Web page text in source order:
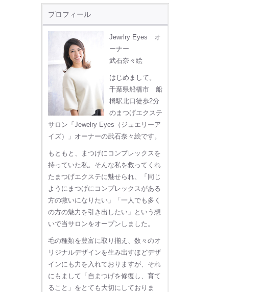
プロフィール
Jewrlry Eyes オ
ーナー
武石奈々絵
はじめまして。
千葉県船橋市 船
橋駅北口徒歩2分
のまつげエクステ
サロン「Jewelry Eyes（ジュエリーア
イズ）」オーナーの武石奈々絵です。
もともと、まつげにコンプレックスを
持っていた私。そんな私を救ってくれ
たまつげエクステに魅せられ、「同じ
ようにまつげにコンプレックスがある
方の救いになりたい」「一人でも多く
の方の魅力を引き出したい」という想
いで当サロンをオープンしました。
毛の種類を豊富に取り揃え、数々のオ
リジナルデザインを生み出すほどデザ
インにも力を入れておりますが、それ
にもまして「自まつげを修復し、育て
ること」をとても大切にしておりま